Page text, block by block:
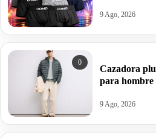
9 Ago, 2026
0
Cazadora
para hombre
9 Ago, 2026